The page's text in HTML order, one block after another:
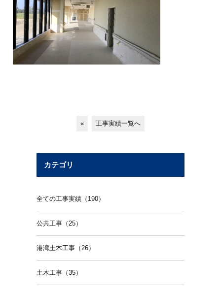
« 工事実績一覧へ
カテゴリ
全ての工事実績（190）
公共工事（25）
港湾土木工事（26）
土木工事（35）